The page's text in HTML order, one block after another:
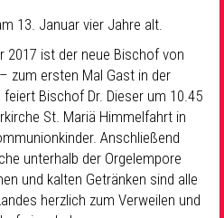
13. Januar vier Jahre alt.
2017 ist der neue Bischof von
zum ersten Mal Gast in der
Bischof Dr. Dieser um 10.45
St. Mariä Himmelfahrt in
Anschließend
unterhalb der Orgelempore
und kalten Getränken sind alle
herzlich zum Verweilen und